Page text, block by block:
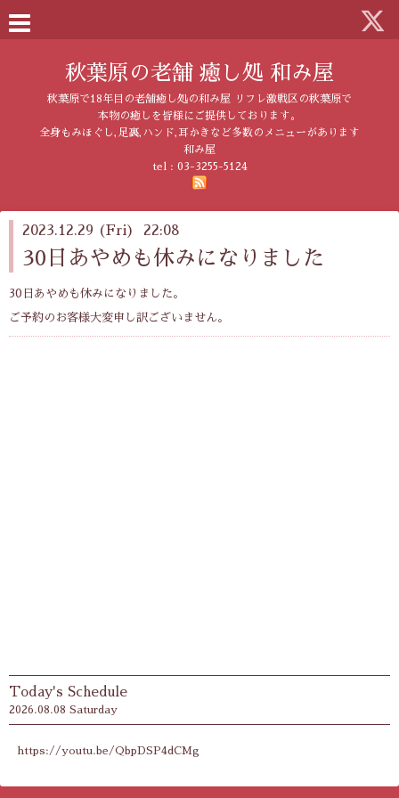
秋葉原の老舗 癒し処 和み屋
秋葉原で18年目の老舗癒し処の和み屋 リフレ激戦区の秋葉原で
本物の癒しを皆様にご提供しております。
全身もみほぐし,足裏,ハンド,耳かきなど多数のメニューがあります
和み屋
tel : 03-3255-5124
2023.12.29 (Fri) 22:08
30日あやめも休みになりました
30日あやめも休みになりました。
ご予約のお客様大変申し訳ございません。
Today's Schedule
2026.08.08 Saturday
https://youtu.be/QbpDSP4dCMg